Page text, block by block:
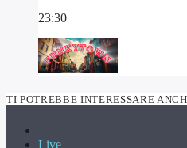
23:30
TI POTREBBE INTERESSARE
Live